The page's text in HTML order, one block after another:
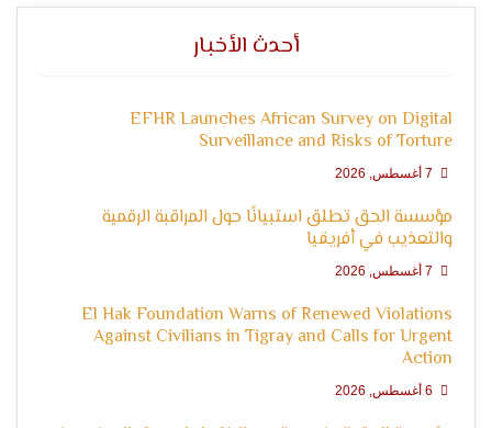
التعبير
وحقوق
أحدث الأخبار
EFHR Launches African Survey on Digital
Surveillance and Risks of Torture
مؤسسة الحق تطلق استبيانًا حول المراقبة الرقمية
والتعذيب في أفريقيا
El Hak Foundation Warns of Renewed Violations
Against Civilians in Tigray and Calls for Urgent
Action